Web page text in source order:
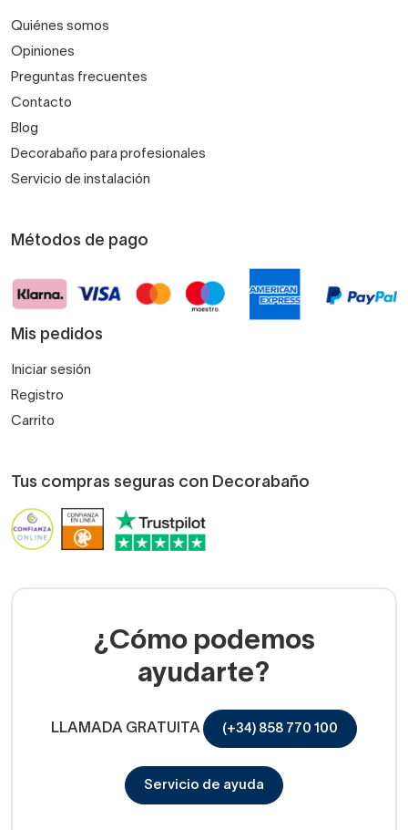
Quiénes somos
Opiniones
Preguntas frecuentes
Contacto
Blog
Decorabaño para profesionales
Servicio de instalación
Métodos de pago
Mis pedidos
Iniciar sesión
Registro
Carrito
Tus compras seguras con Decorabaño
¿Cómo podemos
ayudarte?
LLAMADA GRATUITA (+34) 858 770 100
Servicio de ayuda